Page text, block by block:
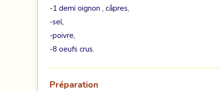
-1 demi oignon , câpres,
-sel,
-poivre,
-8 oeufs crus.
Préparation